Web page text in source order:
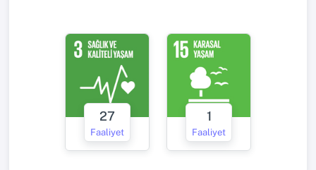
27
Faaliyet
1
Faaliyet